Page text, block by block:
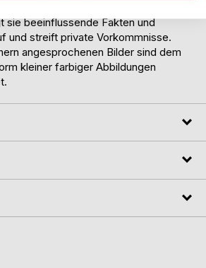
sie beeinflussende Fakten und
und streift private Vorkommnisse.
angesprochenen Bilder sind dem
kleiner farbiger Abbildungen